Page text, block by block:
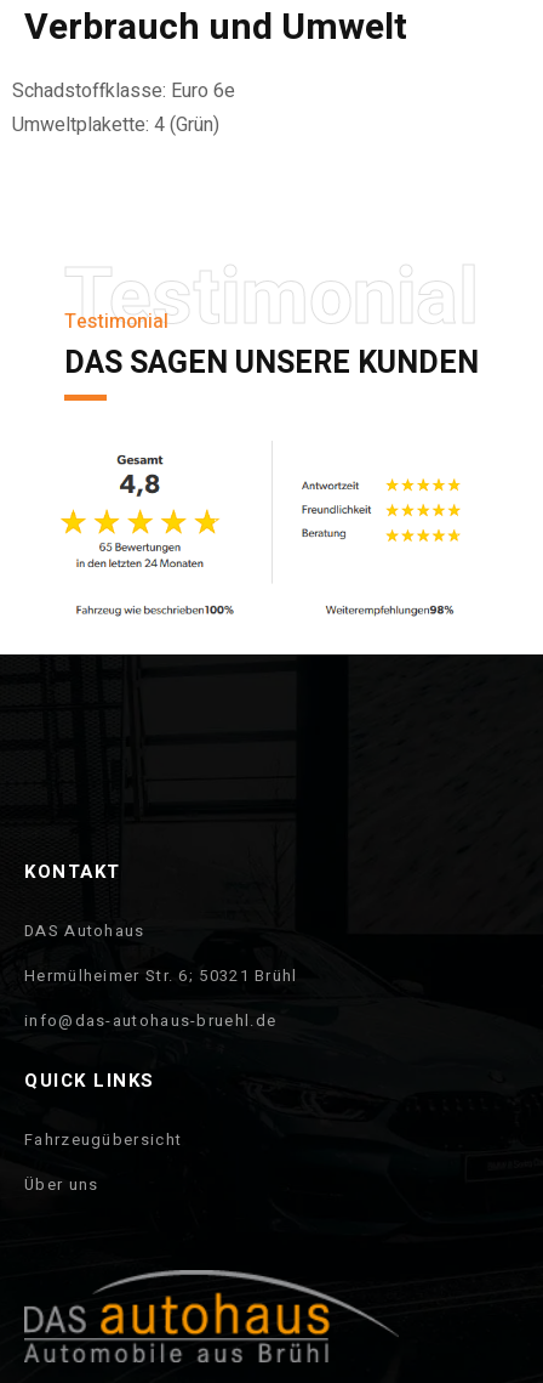
Verbrauch und Umwelt
Schadstoffklasse: Euro 6e
Umweltplakette: 4 (Grün)
Testimonial
Testimonial
DAS SAGEN UNSERE KUNDEN
KONTAKT
DAS Autohaus
Hermülheimer Str. 6; 50321 Brühl
info@das-autohaus-bruehl.de
QUICK LINKS
Fahrzeugübersicht
Über uns